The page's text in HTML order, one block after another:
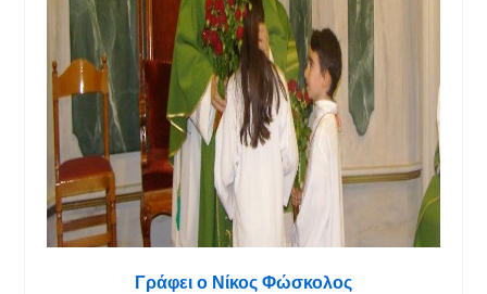
Γράφει ο Νίκος Φώσκολος